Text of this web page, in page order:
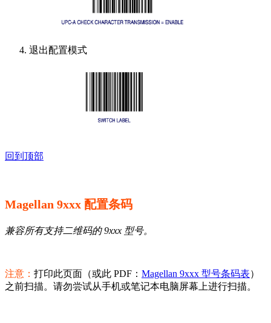
退出配置模式
回到顶部
Magellan 9xxx 配置条码
兼容所有支持二维码的 9xxx 型号。
注意： 打印此页面（或此 PDF： Magellan 9xxx 型号条码表）
之前扫描。请勿尝试从手机或笔记本电脑屏幕上进行扫描。